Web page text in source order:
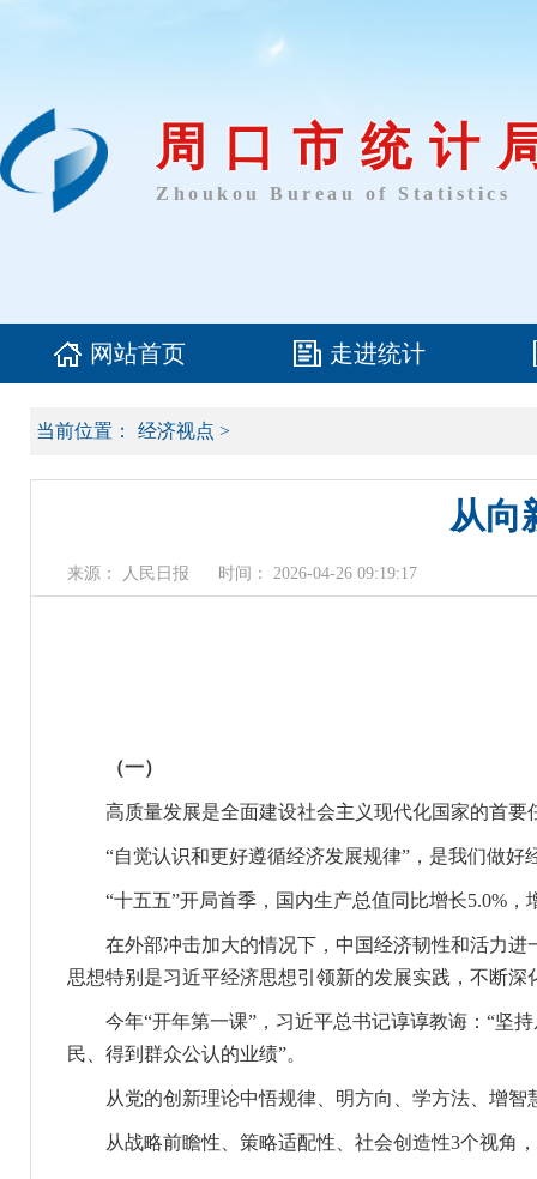
周口市统计
Zhoukou Bureau of Statistics
网站首页 走进统计
当前位置： 经济视点 >
从向
来源： 人民日报 时间： 2026-04-26 09:19:17
（一）
高质量发展是全面建设社会主义现代化国家的首要
“自觉认识和更好遵循经济发展规律”，是我们做好
“十五五”开局首季，国内生产总值同比增长5.0%，
在外部冲击加大的情况下，中国经济韧性和活力进
思想特别是习近平经济思想引领新的发展实践，不断
今年“开年第一课”，习近平总书记谆谆教诲：“坚持
民、得到群众公认的业绩”。
从党的创新理论中悟规律、明方向、学方法、增智
从战略前瞻性、策略适配性、社会创造性3个视角，